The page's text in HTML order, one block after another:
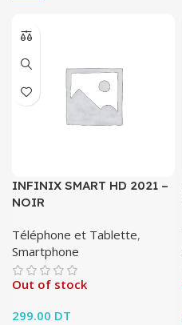
INFINIX SMART HD 2021 –
NOIR
Téléphone et Tablette,
Smartphone
Out of stock
299.00 DT